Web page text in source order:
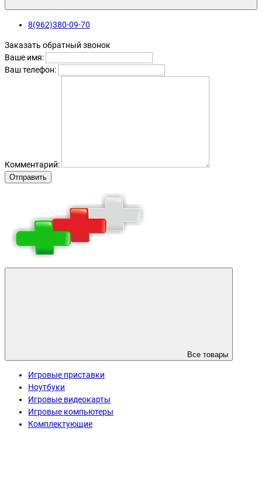
8(962)380-09-70
Заказать обратный звонок
Ваше имя:
Ваш телефон:
Комментарий:
Отправить
Все товары
Игровые приставки
Ноутбуки
Игровые видеокарты
Игровые компьютеры
Комплектующие